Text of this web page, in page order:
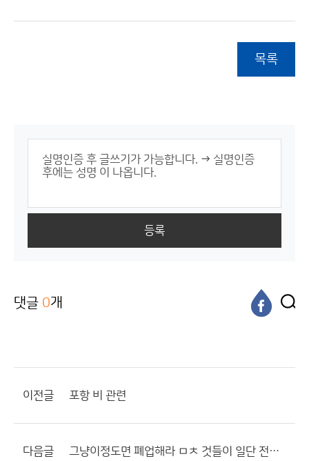
목록
등록
댓글 0개
이전글 포항 비 관련
다음글 그냥이정도면 폐업해라 ㅁㅊ 것들이 일단 전부 비온다고해놨네